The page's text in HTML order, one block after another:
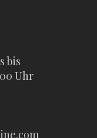
bis
Uhr